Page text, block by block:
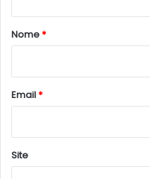
r
*
Nome*
Email*
Site